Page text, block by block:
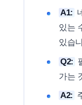
A1:
있는
있습
Q2:
가는
A2: